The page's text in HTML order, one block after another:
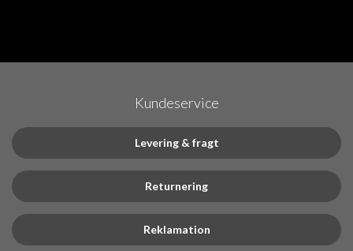
Kundeservice
Levering & fragt
Returnering
Reklamation